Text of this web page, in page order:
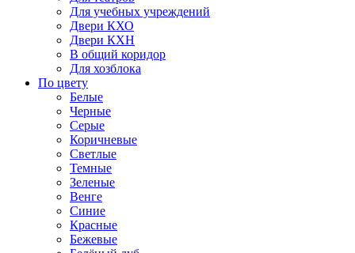
Для учебных учреждений
Двери КХО
Двери КХН
В общий коридор
Для хозблока
По цвету
Белые
Черные
Серые
Коричневые
Светлые
Темные
Зеленые
Венге
Синие
Красные
Бежевые